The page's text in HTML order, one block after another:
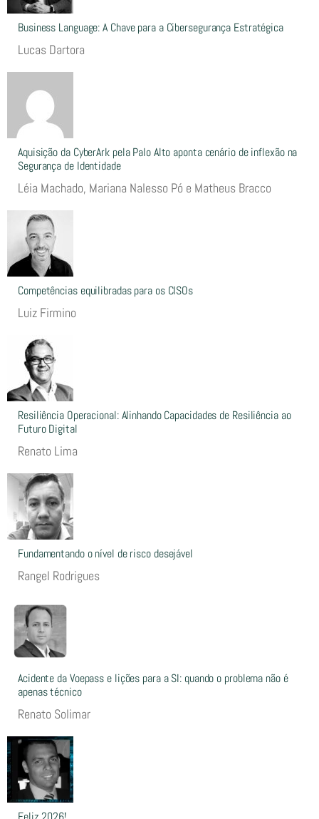
Business Language: A Chave para a Cibersegurança Estratégica
Lucas Dartora
Aquisição da CyberArk pela Palo Alto aponta cenário de inflexão na
Segurança de Identidade
Léia Machado, Mariana Nalesso Pó e Matheus Bracco
Competências equilibradas para os CISOs
Luiz Firmino
Resiliência Operacional: Alinhando Capacidades de Resiliência ao
Futuro Digital
Renato Lima
Fundamentando o nível de risco desejável
Rangel Rodrigues
Acidente da Voepass e lições para a SI: quando o problema não é
apenas técnico
Renato Solimar